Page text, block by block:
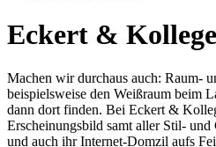
Eckert &
Machen wir durchaus auch: Raum-
beispielsweise den Weißraum beim
dann dort finden. Bei Eckert &
Erscheinungsbild samt aller Stil- und
und auch ihr Internet-Domzil aufs